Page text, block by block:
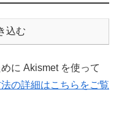
込む
に Akismet を使って
の詳細はこちらをご覧